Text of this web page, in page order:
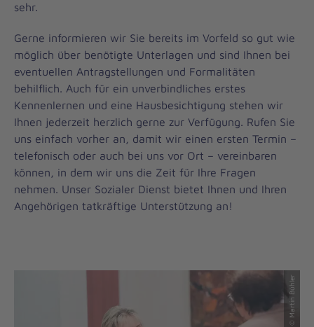
sehr.
Gerne informieren wir Sie bereits im Vorfeld so gut wie
möglich über benötigte Unterlagen und sind Ihnen bei
eventuellen Antragstellungen und Formalitäten
behilflich. Auch für ein unverbindliches erstes
Kennenlernen und eine Hausbesichtigung stehen wir
Ihnen jederzeit herzlich gerne zur Verfügung. Rufen Sie
uns einfach vorher an, damit wir einen ersten Termin –
telefonisch oder auch bei uns vor Ort – vereinbaren
können, in dem wir uns die Zeit für Ihre Fragen
nehmen. Unser Sozialer Dienst bietet Ihnen und Ihren
Angehörigen tatkräftige Unterstützung an!
© Martin Bühler